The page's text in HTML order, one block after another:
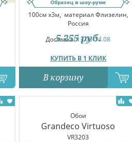
Образец в шоу-руме
100см x3м, материал Флизелин,
Россия
Доставка:13.08-14.08
КУПИТЬ В 1 КЛИК
5 255 руб.
В корзину
Обои
Grandeco Virtuoso
VR3203